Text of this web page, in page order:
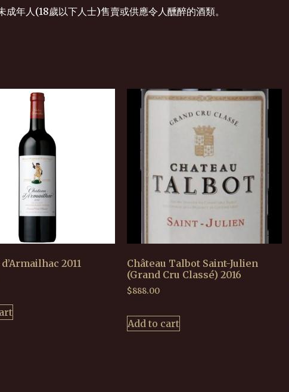
年人(18歲以下人士)售賣或供應令人醺醉的酒類。
2011
Château Talbot Saint-Julien
(Grand Cru Classé) 2016
$888.00
Add to cart